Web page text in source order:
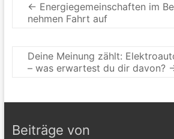
← Energiegemeinschaften im
nehmen Fahrt auf
Deine Meinung zählt:
– was erwartest du dir davon?
Beiträge von